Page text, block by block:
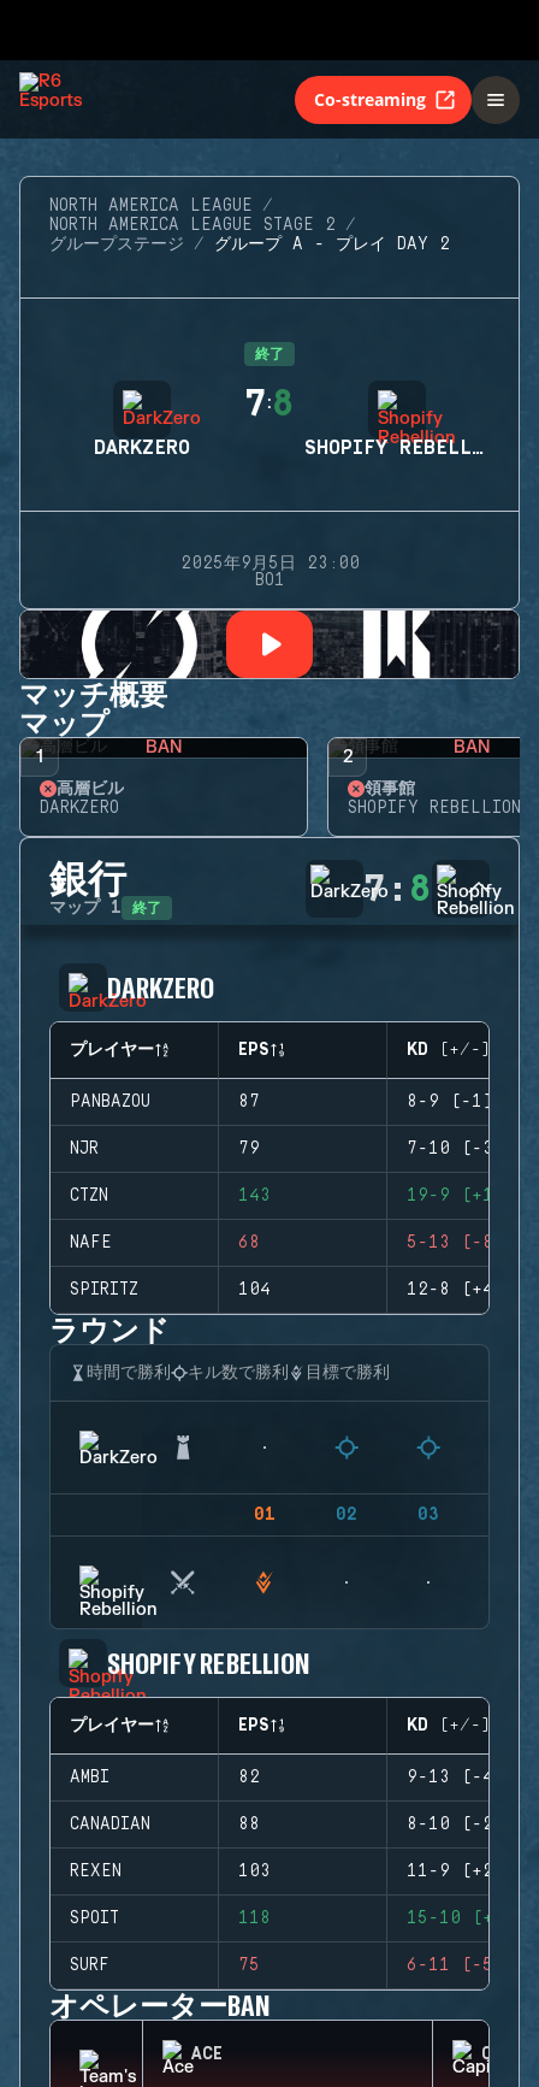
Co-streaming
NORTH AMERICA LEAGUE
NORTH AMERICA LEAGUE STAGE 2
グループステージ
グループ A - プレイ DAY 2
終了
DARKZERO
7:8
SHOPIFY REBELLION
2025年9月5日 23:00
BO1
マッチ概要
マップ
1 BAN
高層ビル
DARKZERO
2 BAN
領事館
SHOPIFY REBELLION
銀行
マップ 1 終了 7: 8
DARKZERO
プレイヤー EPS KD (+/-)
PANBAZOU 87 8-9 (-1)
NJR 79 7-10 (-3)
CTZN 143 19-9 (+10)
NAFE 68 5-13 (-8)
SPIRITZ 104 12-8 (+4)
ラウンド
時間で勝利 キル数で勝利 目標で勝利
01 02 03
SHOPIFY REBELLION
プレイヤー EPS KD (+/-)
AMBI 82 9-13 (-4)
CANADIAN 88 8-10 (-2)
REXEN 103 11-9 (+2)
SPOIT 118 15-10 (+5)
SURF 75 6-11 (-5)
オペレーターBAN
ACE